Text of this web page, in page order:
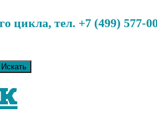
цикла, тел. +7 (499)
Искать